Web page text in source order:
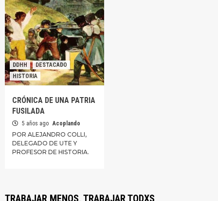
DDHH
DESTACADO
HISTORIA
CRÓNICA DE UNA PATRIA
FUSILADA
5 años ago Acoplando
POR ALEJANDRO COLLI,
DELEGADO DE UTE Y
PROFESOR DE HISTORIA.
TRABAJAR MENOS, TRABAJAR TODXS